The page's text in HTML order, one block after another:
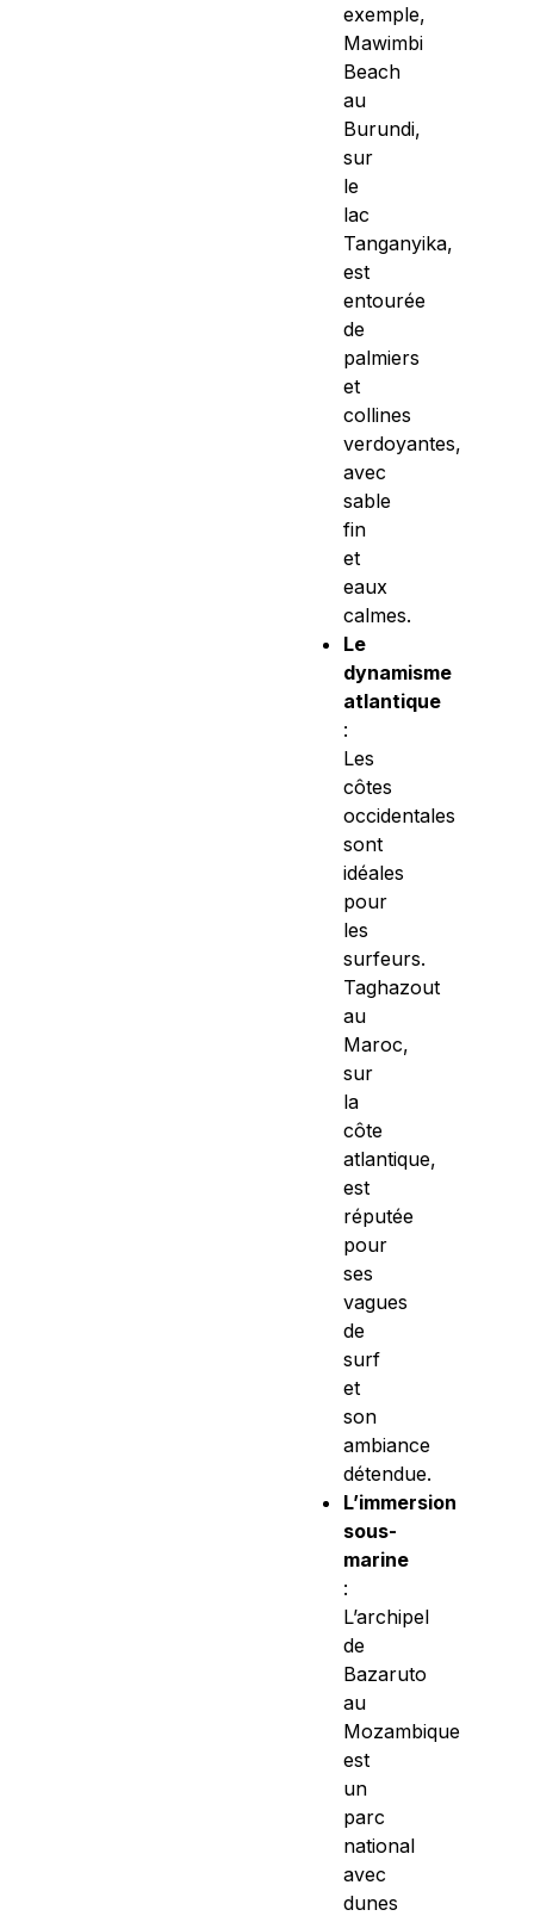
exemple,
Mawimbi
Beach
au
Burundi,
sur
le
lac
Tanganyika,
est
entourée
de
palmiers
et
collines
verdoyantes,
avec
sable
fin
et
eaux
calmes.
Le
dynamisme
atlantique
:
Les
côtes
occidentales
sont
idéales
pour
les
surfeurs.
Taghazout
au
Maroc,
sur
la
côte
atlantique,
est
réputée
pour
ses
vagues
de
surf
et
son
ambiance
détendue.
L’immersion
sous-
marine
:
L’archipel
de
Bazaruto
au
Mozambique
est
un
parc
national
avec
dunes